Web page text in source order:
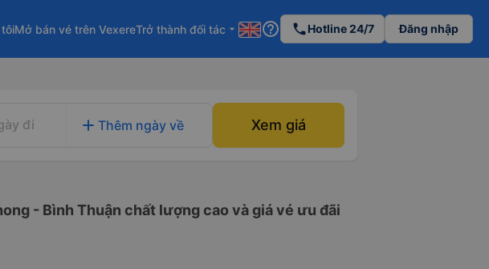
Mở bán vé trên VexereTrở thành đối tác arrow_drop_down help_outline phoneHotline 24/7 Đăng nhập
đi add Thêm ngày về Xem giá
- Bình Thuận chất lượng cao và giá vé ưu đãi